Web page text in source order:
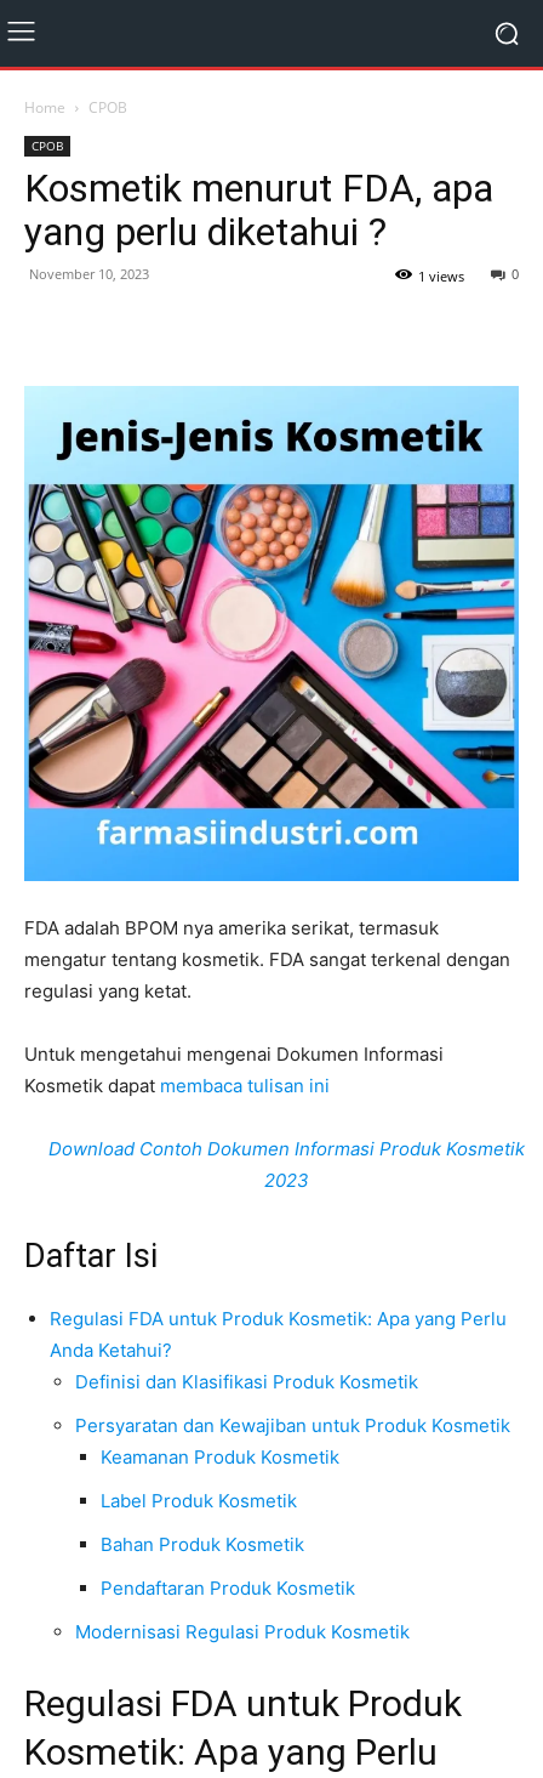
Home CPOB
CPOB
Kosmetik menurut FDA, apa
yang perlu diketahui ?
November 10, 2023 0
1 views
FDA adalah BPOM nya amerika serikat, termasuk
mengatur tentang kosmetik. FDA sangat terkenal dengan
regulasi yang ketat.
Untuk mengetahui mengenai Dokumen Informasi
Kosmetik dapat membaca tulisan ini
Download Contoh Dokumen Informasi Produk Kosmetik
2023
Daftar Isi
Regulasi FDA untuk Produk Kosmetik: Apa yang Perlu
Anda Ketahui?
Definisi dan Klasifikasi Produk Kosmetik
Persyaratan dan Kewajiban untuk Produk Kosmetik
Keamanan Produk Kosmetik
Label Produk Kosmetik
Bahan Produk Kosmetik
Pendaftaran Produk Kosmetik
Modernisasi Regulasi Produk Kosmetik
Regulasi FDA untuk Produk
Kosmetik: Apa yang Perlu